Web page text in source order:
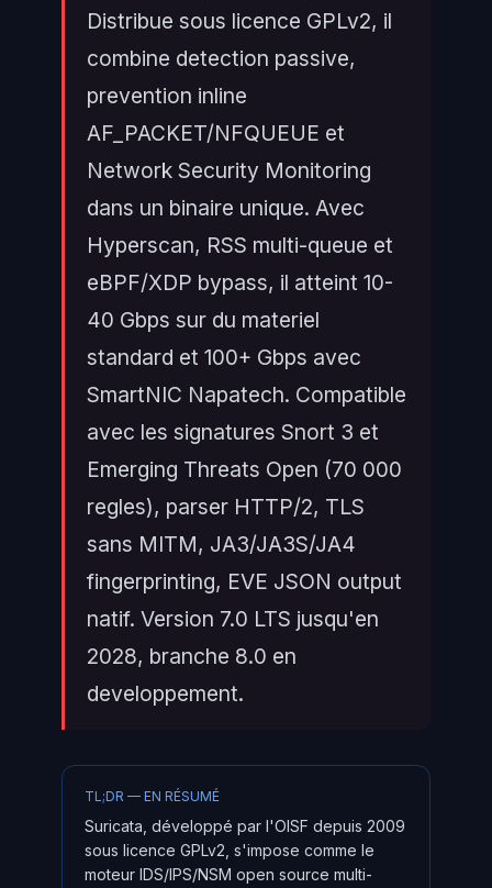
Distribue sous licence GPLv2, il
combine detection passive,
prevention inline
AF_PACKET/NFQUEUE et
Network Security Monitoring
dans un binaire unique. Avec
Hyperscan, RSS multi-queue et
eBPF/XDP bypass, il atteint 10-
40 Gbps sur du materiel
standard et 100+ Gbps avec
SmartNIC Napatech. Compatible
avec les signatures Snort 3 et
Emerging Threats Open (70 000
regles), parser HTTP/2, TLS
sans MITM, JA3/JA3S/JA4
fingerprinting, EVE JSON output
natif. Version 7.0 LTS jusqu'en
2028, branche 8.0 en
developpement.
TL;DR — EN RÉSUMÉ
Suricata, développé par l'OISF depuis 2009
sous licence GPLv2, s'impose comme le
moteur IDS/IPS/NSM open source multi-